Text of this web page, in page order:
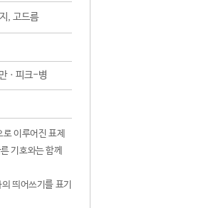
, 고드름
ㆍ피크-병
이루어진 표제
기호와는 함께
띄어쓰기를 표기